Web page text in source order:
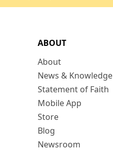
ABOUT
About
News & Knowledge
Statement of Faith
Mobile App
Store
Blog
Newsroom